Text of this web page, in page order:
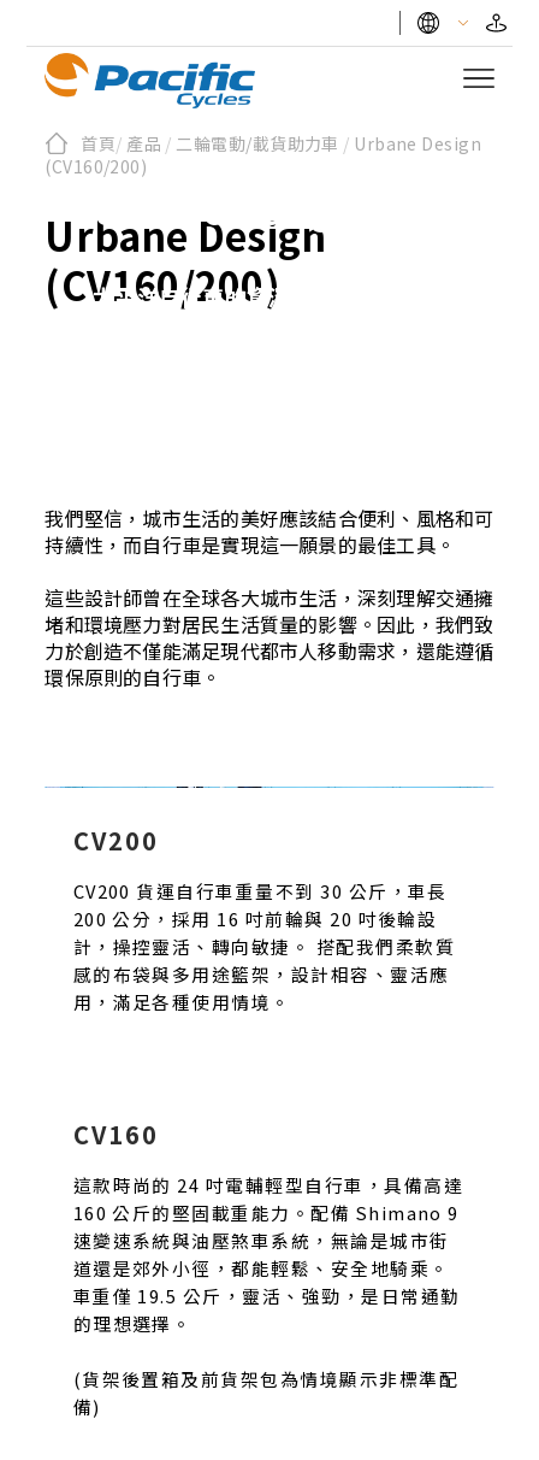
首頁/ 產品 / 二輪電動/載貨助力車 / Urbane Design
(CV160/200)
Urbane Design
(CV160/200)
Urbane Design
太平洋自行車的資深設計師團隊創立
我們堅信，城市生活的美好應該結合便利、風格和可
持續性，而自行車是實現這一願景的最佳工具。
這些設計師曾在全球各大城市生活，深刻理解交通擁
堵和環境壓力對居民生活質量的影響。因此，我們致
力於創造不僅能滿足現代都市人移動需求，還能遵循
環保原則的自行車。
CV200
CV200 貨運自行車重量不到 30 公斤，車長
200 公分，採用 16 吋前輪與 20 吋後輪設
計，操控靈活、轉向敏捷。 搭配我們柔軟質
感的布袋與多用途籃架，設計相容、靈活應
用，滿足各種使用情境。
CV160
這款時尚的 24 吋電輔輕型自行車，具備高達
160 公斤的堅固載重能力。配備 Shimano 9
速變速系統與油壓煞車系統，無論是城市街
道還是郊外小徑，都能輕鬆、安全地騎乘。
車重僅 19.5 公斤，靈活、強勁，是日常通勤
的理想選擇。
(貨架後置箱及前貨架包為情境顯示非標準配
備)